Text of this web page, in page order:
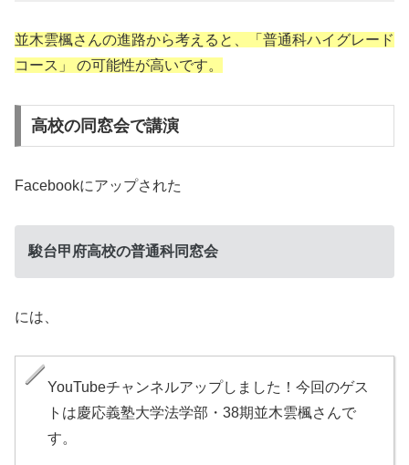
並木雲楓さんの進路から考えると、「普通科ハイグレード
コース」 の可能性が高いです。
高校の同窓会で講演
Facebookにアップされた
駿台甲府高校の普通科同窓会
には、
YouTubeチャンネルアップしました！今回のゲス
トは慶応義塾大学法学部・38期並木雲楓さんで
す。